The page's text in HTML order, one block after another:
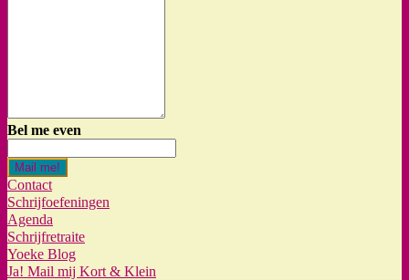
Bel me even
Mail me!
Contact
Schrijfoefeningen
Agenda
Schrijfretraite
Yoeke Blog
Ja! Mail mij Kort & Klein